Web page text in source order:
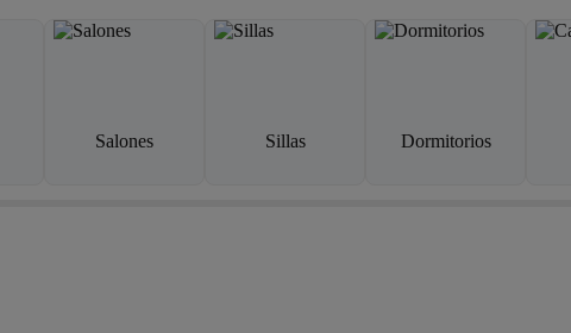
Salones Sillas Dormitorios